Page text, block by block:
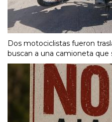
Dos motociclistas fueron
buscan a una camioneta que